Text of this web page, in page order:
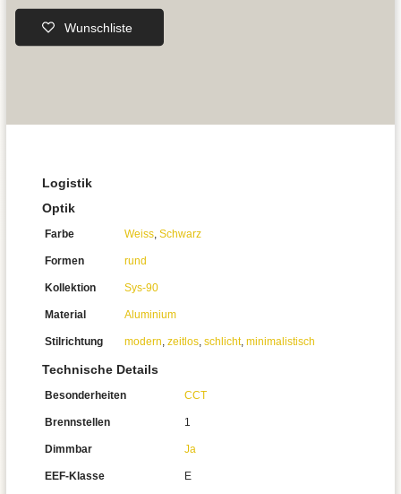
Wunschliste
Logistik
Optik
Farbe Weiss, Schwarz
Formen rund
Kollektion Sys-90
Material Aluminium
Stilrichtung modern, zeitlos, schlicht, minimalistisch
Technische Details
Besonderheiten CCT
Brennstellen 1
Dimmbar Ja
EEF-Klasse E